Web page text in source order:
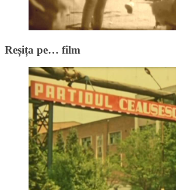
Reșița pe… film